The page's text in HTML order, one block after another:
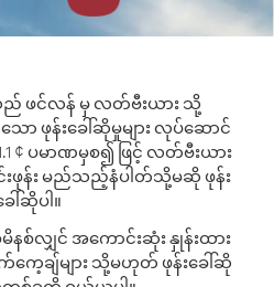
သည် ဖင်လန် မှ လတ်ဗီးယား သို့
ာ ဖုန်းခေါ်ဆိုမှုများ လုပ်ဆောင်
¢ ပမာဏမှစ၍ ဖြင့် လတ်ဗီးယား
ဖုန်း မည်သည့်နံပါတ်သို့မဆို ဖုန်း
ေါ်ဆိုပါ။
လျှင် အကောင်းဆုံး နှုန်းထား
ကေ့ချ်များ သို့မဟုတ် ဖုန်းခေါ်ဆို